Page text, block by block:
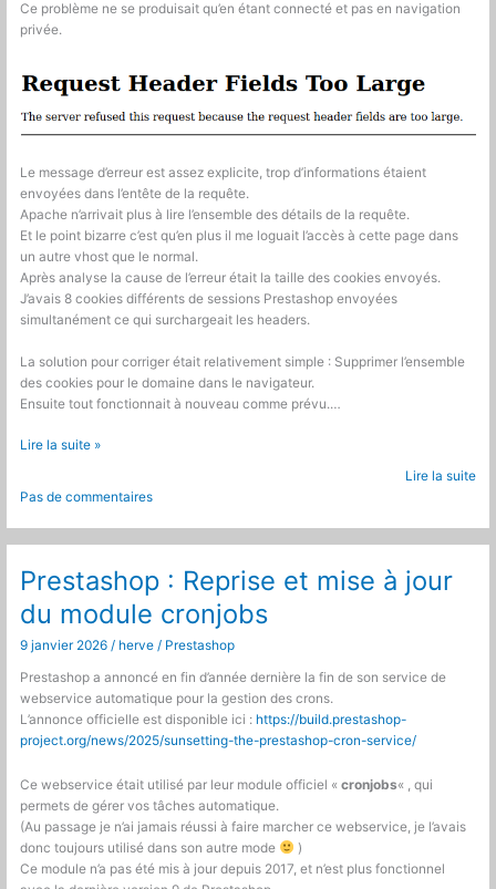
Ce problème ne se produisait qu’en étant connecté et pas en navigation
privée.
Le message d’erreur est assez explicite, trop d’informations étaient
envoyées dans l’entête de la requête.
Apache n’arrivait plus à lire l’ensemble des détails de la requête.
Et le point bizarre c’est qu’en plus il me loguait l’accès à cette page dans
un autre vhost que le normal.
Après analyse la cause de l’erreur était la taille des cookies envoyés.
J’avais 8 cookies différents de sessions Prestashop envoyées
simultanément ce qui surchargeait les headers.
La solution pour corriger était relativement simple : Supprimer l’ensemble
des cookies pour le domaine dans le navigateur.
Ensuite tout fonctionnait à nouveau comme prévu.…
Serveur
Erreur
431avec
Apache
Lire la suite »
Lire la suite
Pas de commentaires
Prestashop : Reprise et mise à jour
du module cronjobs
9 janvier 2026 / herve / Prestashop
Prestashop a annoncé en fin d’année dernière la fin de son service de
webservice automatique pour la gestion des crons.
L’annonce officielle est disponible ici : https://build.prestashop-
project.org/news/2025/sunsetting-the-prestashop-cron-service/
Ce webservice était utilisé par leur module officiel «cronjobs« , qui
permets de gérer vos tâches automatique.
(Au passage je n’ai jamais réussi à faire marcher ce webservice, je l’avais
donc toujours utilisé dans son autre mode
)
Ce module n’a pas été mis à jour depuis 2017, et n’est plus fonctionnel